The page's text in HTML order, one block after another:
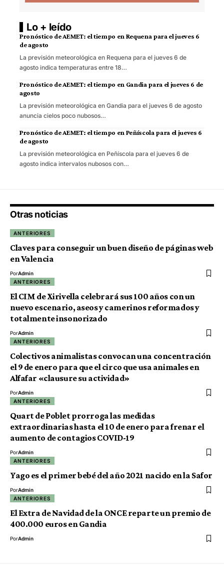
Lo + leído
Pronóstico de AEMET: el tiempo en Requena para el jueves 6
de agosto
La previsión meteorológica en Requena para el jueves 6 de
agosto indica temperaturas entre 18…
Pronóstico de AEMET: el tiempo en Gandia para el jueves 6 de
agosto
La previsión meteorológica en Gandia para el jueves 6 de agosto
anuncia cielos poco nubosos…
Pronóstico de AEMET: el tiempo en Peñíscola para el jueves 6
de agosto
La previsión meteorológica en Peñíscola para el jueves 6 de
agosto indica intervalos nubosos con…
Otras noticias
ANTERIORES
Claves para conseguir un buen diseño de páginas web
en Valencia
PorAdmin
ANTERIORES
El CIM de Xirivella celebrará sus 100 años con un
nuevo escenario, aseos y camerinos reformados y
totalmente insonorizado
PorAdmin
ANTERIORES
Colectivos animalistas convocan una concentración
el 9 de enero para que el circo que usa animales en
Alfafar «clausure su actividad»
PorAdmin
ANTERIORES
Quart de Poblet prorroga las medidas
extraordinarias hasta el 10 de enero para frenar el
aumento de contagios COVID-19
PorAdmin
ANTERIORES
Yago es el primer bebé del año 2021 nacido en la Safor
PorAdmin
ANTERIORES
El Extra de Navidad de la ONCE reparte un premio de
400.000 euros en Gandia
PorAdmin